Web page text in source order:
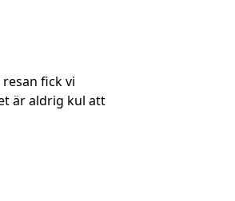
fick vi
är aldrig kul att